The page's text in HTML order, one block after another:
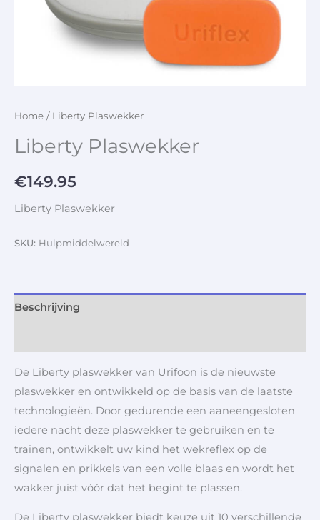
Home / Liberty Plaswekker
Liberty Plaswekker
€149.95
Liberty Plaswekker
SKU: Hulpmiddelwereld-
Beschrijving
De Liberty plaswekker van Urifoon is de nieuwste
plaswekker en ontwikkeld op de basis van de laatste
technologieën. Door gedurende een aaneengesloten
iedere nacht deze plaswekker te gebruiken en te
trainen, ontwikkelt uw kind het wekreflex op de
signalen en prikkels van een volle blaas en wordt het
wakker juist vóór dat het begint te plassen.